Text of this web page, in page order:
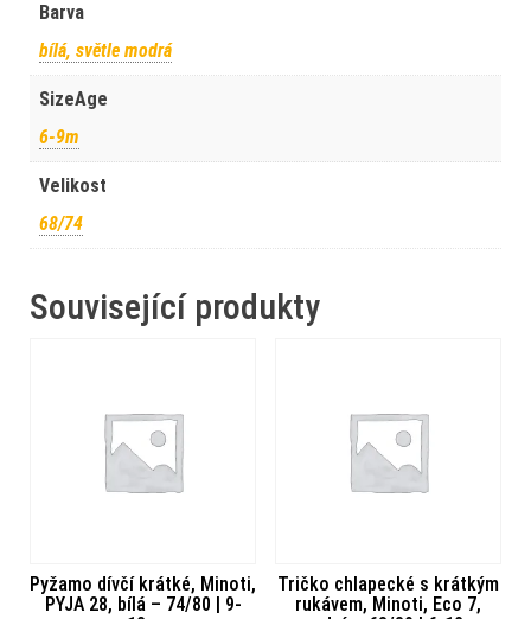
Barva
bílá, světle modrá
SizeAge
6-9m
Velikost
68/74
Související produkty
Pyžamo dívčí krátké, Minoti,
PYJA 28, bílá – 74/80 | 9-
Tričko chlapecké s krátkým
rukávem, Minoti, Eco 7,